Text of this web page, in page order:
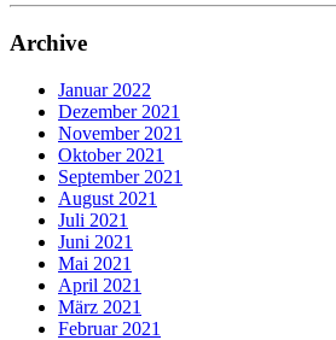
Archive
Januar 2022
Dezember 2021
November 2021
Oktober 2021
September 2021
August 2021
Juli 2021
Juni 2021
Mai 2021
April 2021
März 2021
Februar 2021